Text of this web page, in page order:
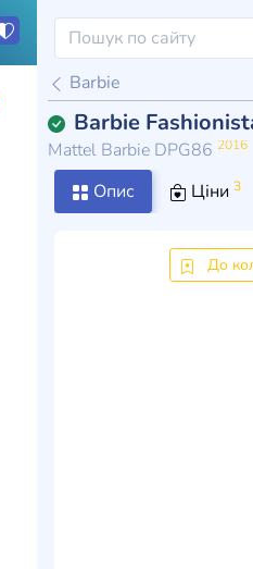
Barbie
Barbie
Mattel Barbie DPG86 2016
Опис Ціни 3
До